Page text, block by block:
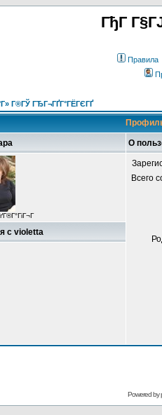
ГђГ
Правила
Г®ГЎ ГЂГ¬ГҐГ°ГЁГЄГҐ
О
Всего
с violetta
Powered by